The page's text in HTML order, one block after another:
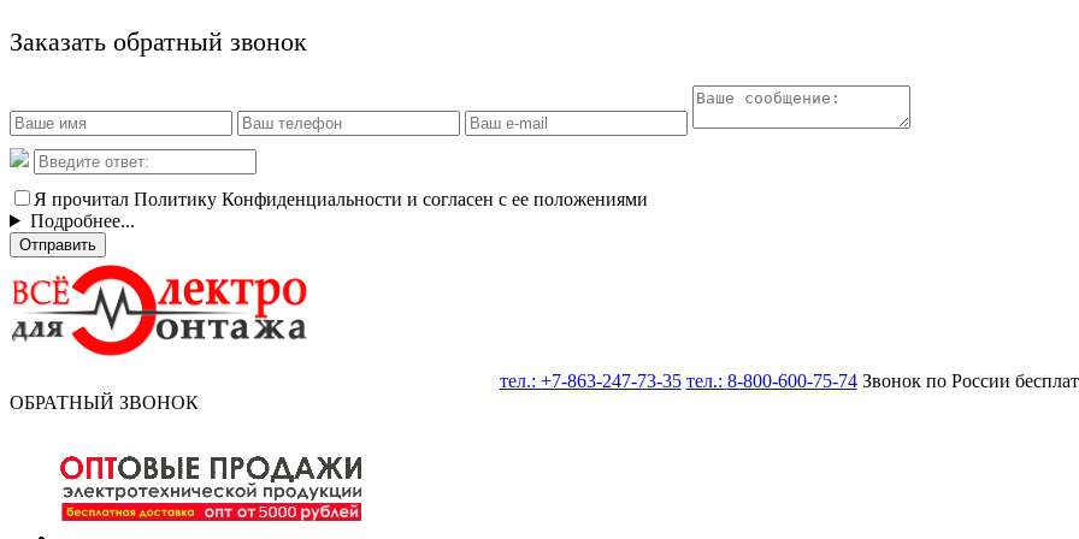
Заказать обратный звонок
Я прочитал Политику Конфиденциальности и согласен с ее положениями
Подробнее...
Отправить
тел.: +7-863-247-73-35 тел.: 8-800-600-75-74Звонок по России
ОБРАТНЫЙ ЗВОНОК